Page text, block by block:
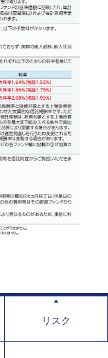
リスク